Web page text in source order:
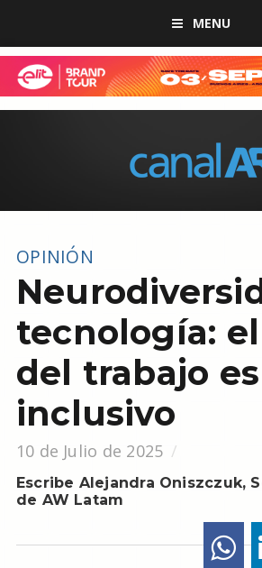
MENU
OPINIÓN
tecnología:
del trabajo es
inclusivo
10 de Julio de 2025
Escribe Alejandra Oniszczuk,
de AW Latam